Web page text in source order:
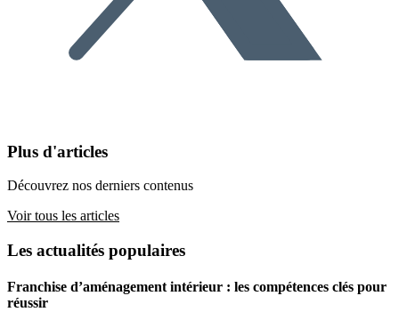
Plus d'articles
Découvrez nos derniers contenus
Voir tous les articles
Les actualités populaires
Franchise d’aménagement intérieur : les compétences clés pour
réussir